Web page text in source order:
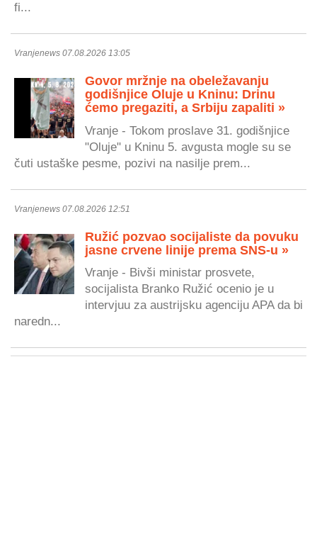
fi...
Vranjenews 07.08.2026 13:05
Govor mržnje na obeležavanju
godišnjice Oluje u Kninu: Drinu
ćemo pregaziti, a Srbiju zapaliti »
Vranje - Tokom proslave 31. godišnjice
"Oluje" u Kninu 5. avgusta mogle su se
čuti ustaške pesme, pozivi na nasilje prem...
Vranjenews 07.08.2026 12:51
Ružić pozvao socijaliste da povuku
jasne crvene linije prema SNS-u »
Vranje - Bivši ministar prosvete,
socijalista Branko Ružić ocenio je u
intervjuu za austrijsku agenciju APA da bi
naredn...